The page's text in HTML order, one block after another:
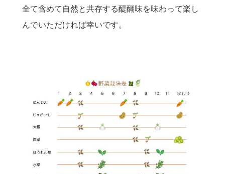
全て含めて自然と共存する醍醐味を味わって楽し
んでいただければ幸いです。